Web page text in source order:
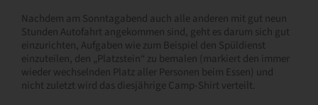
Nachdem am Sonntagabend auch alle anderen mit gut neun
Stunden Autofahrt angekommen sind, geht es darum sich gut
einzurichten, Aufgaben wie zum Beispiel den Spüldienst
einzuteilen, den „Platzstein“ zu bemalen (markiert den immer
wieder wechselnden Platz aller Personen beim Essen) und
nicht zuletzt wird das diesjährige Camp-Shirt verteilt.